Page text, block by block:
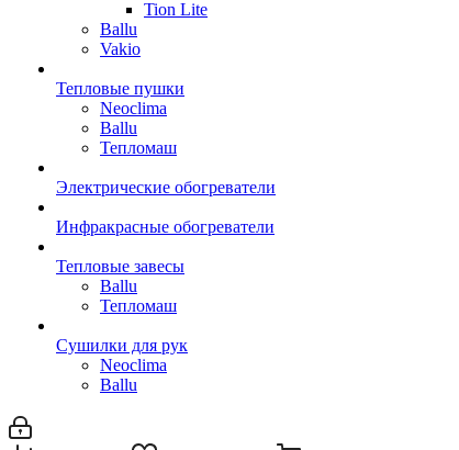
Tion Lite
Ballu
Vakio
Тепловые пушки
Neoclima
Ballu
Тепломаш
Электрические обогреватели
Инфракрасные обогреватели
Тепловые завесы
Ballu
Тепломаш
Сушилки для рук
Neoclima
Ballu